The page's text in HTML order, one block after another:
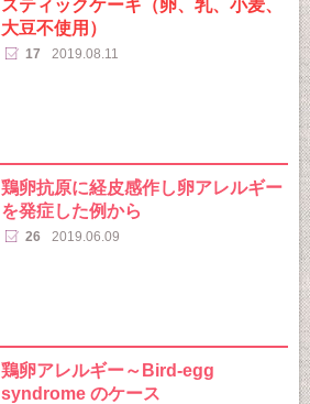
スティックケーキ（卵、乳、小麦、
大豆不使用）
17 2019.08.11
鶏卵抗原に経皮感作し卵アレルギー
を発症した例から
26 2019.06.09
鶏卵アレルギー～Bird-egg
syndrome のケース